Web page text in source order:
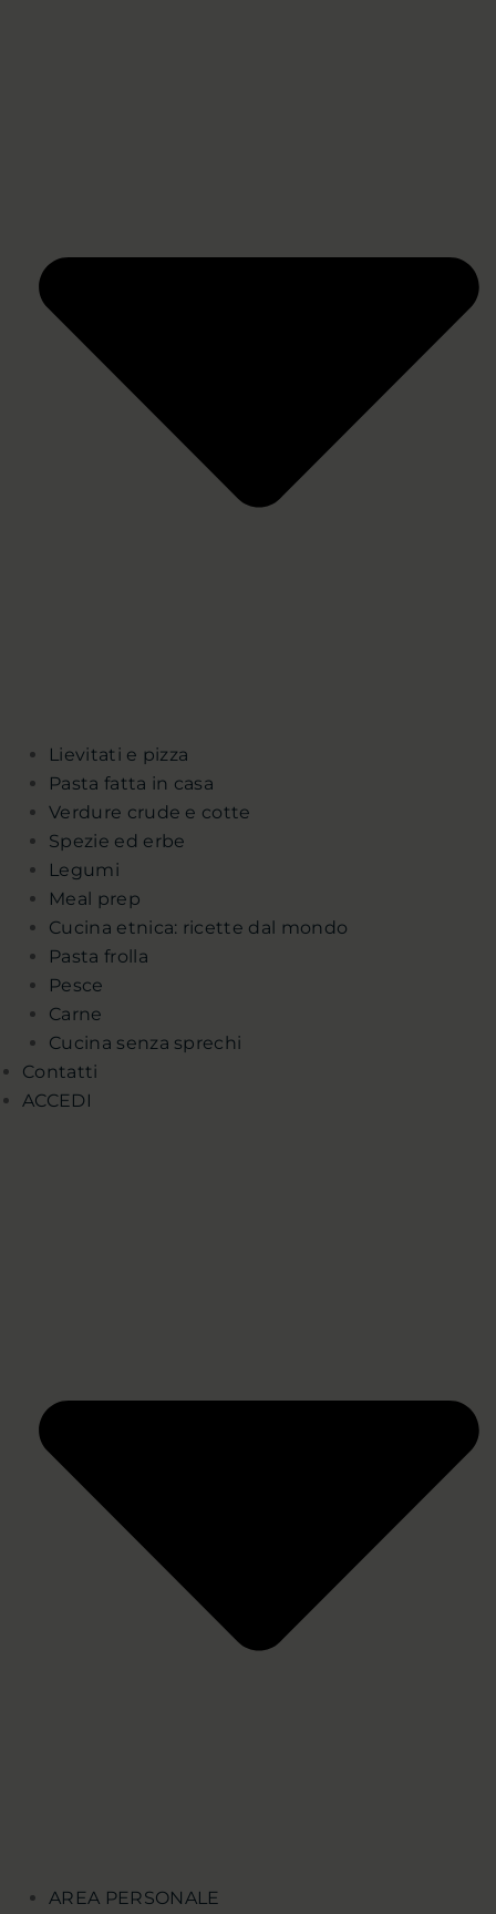
Lievitati e pizza
Pasta fatta in casa
Verdure crude e cotte
Spezie ed erbe
Legumi
Meal prep
Cucina etnica: ricette dal mondo
Pasta frolla
Pesce
Carne
Cucina senza sprechi
Contatti
ACCEDI
AREA PERSONALE